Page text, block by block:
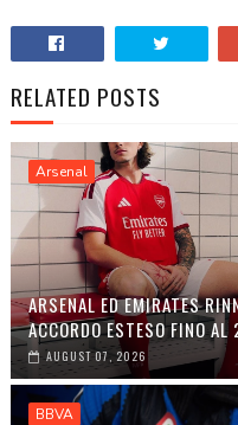
RELATED POSTS
Arsenal
ARSENAL ED EMIRATES
ACCORDO ESTESO FINO
AUGUST 07, 2026
BBVA